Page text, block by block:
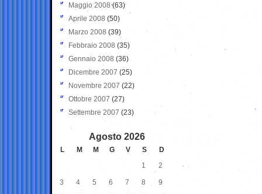
Maggio 2008(63)
Aprile 2008 (50)
Marzo 2008 (39)
Febbraio 2008 (35)
Gennaio 2008 (36)
Dicembre 2007 (25)
Novembre 2007 (22)
Ottobre 2007 (27)
Settembre 2007 (23)
Agosto 2026
L M M G V S
D
1
2
3 4 5 6 7 8 9